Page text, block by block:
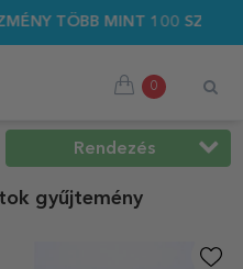
SZEMÉLYRE SZABOTT
0
Rendezés
gyűjtemény